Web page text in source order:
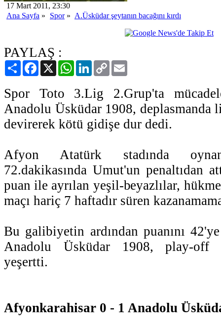
17 Mart 2011, 23:30
Ana Sayfa » Spor» A.Üsküdar şeytanın bacağını kırdı
PAYLAŞ :
PaylaşFacebook
X WhatsAppLinkedIn
Copy
Link
Spor Toto 3.Lig 2.Grup'ta
Anadolu Üsküdar 1908, deplasmanda
devirerek kötü gidişe dur dedi.
Afyon Atatürk stadında
72.dakikasında Umut'un penaltıdan
puan ile ayrılan yeşil-beyazlılar,
maçı hariç 7 haftadır süren
Bu galibiyetin ardından puanını
Anadolu Üsküdar 1908, play-off
yeşertti.
Afyonkarahisar 0 - 1 Anadolu